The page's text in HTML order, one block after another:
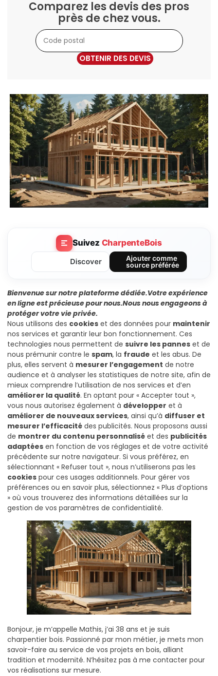
Comparez les devis des pros
près de chez vous.
OBTENIR DES DEVIS
Suivez CharpenteBois
Discover
Ajouter comme
source préférée
Bienvenue sur notre plateforme dédiée.Votre expérience
en ligne est précieuse pour nous.Nous nous engageons à
protéger votre vie privée.
Nous utilisons des cookies et des données pour maintenir
nos services et garantir leur bon fonctionnement. Ces
technologies nous permettent de suivre les pannes et de
nous prémunir contre le spam, la fraude et les abus. De
plus, elles servent à mesurer l’engagement de notre
audience et à analyser les statistiques de notre site, afin de
mieux comprendre l’utilisation de nos services et d’en
améliorer la qualité. En optant pour « Accepter tout »,
vous nous autorisez également à développer et à
améliorer de nouveaux services, ainsi qu’à diffuser et
mesurer l’efficacité des publicités. Nous proposons aussi
de montrer du contenu personnalisé et des publicités
adaptées en fonction de vos réglages et de votre activité
précédente sur notre navigateur. Si vous préférez, en
sélectionnant « Refuser tout », nous n’utiliserons pas les
cookies pour ces usages additionnels. Pour gérer vos
préférences ou en savoir plus, sélectionnez « Plus d’options
» où vous trouverez des informations détaillées sur la
gestion de vos paramètres de confidentialité.
Bonjour, je m’appelle Mathis, j’ai 38 ans et je suis
charpentier bois. Passionné par mon métier, je mets mon
savoir-faire au service de vos projets en bois, alliant
tradition et modernité. N’hésitez pas à me contacter pour
vos réalisations sur mesure.